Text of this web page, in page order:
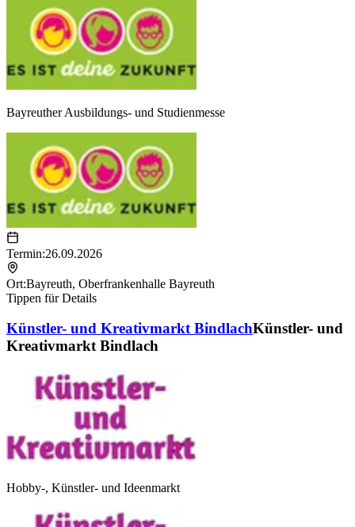
Bayreuther Ausbildungs- und Studienmesse
Termin:26.09.2026
Ort:Bayreuth, Oberfrankenhalle Bayreuth
Tippen für Details
Künstler- und Kreativmarkt BindlachKünstler- und
Kreativmarkt Bindlach
Hobby-, Künstler- und Ideenmarkt